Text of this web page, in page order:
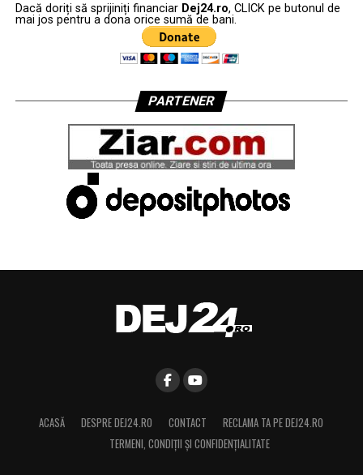
Dacă doriți să sprijiniți financiar Dej24.ro, CLICK pe butonul de
mai jos pentru a dona orice sumă de bani.
PARTENER
ACASĂ DESPRE DEJ24.RO CONTACT
RECLAMA TA PE DEJ24.RO
TERMENI, CONDIŢII ȘI CONFIDENȚIALITATE